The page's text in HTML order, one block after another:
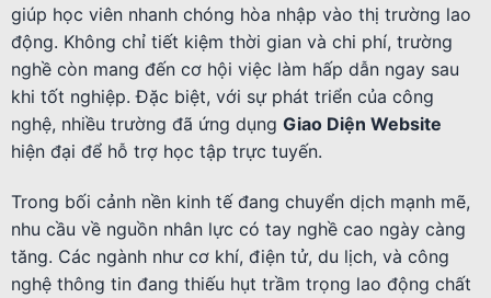
giúp học viên nhanh chóng hòa nhập vào thị trường lao
động. Không chỉ tiết kiệm thời gian và chi phí, trường
nghề còn mang đến cơ hội việc làm hấp dẫn ngay sau
khi tốt nghiệp. Đặc biệt, với sự phát triển của công
nghệ, nhiều trường đã ứng dụng Giao Diện Website
hiện đại để hỗ trợ học tập trực tuyến.
Trong bối cảnh nền kinh tế đang chuyển dịch mạnh mẽ,
nhu cầu về nguồn nhân lực có tay nghề cao ngày càng
tăng. Các ngành như cơ khí, điện tử, du lịch, và công
nghệ thông tin đang thiếu hụt trầm trọng lao động chất